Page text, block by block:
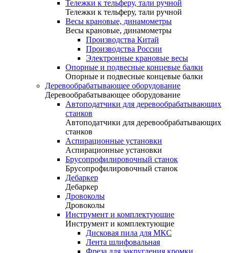
Тележки к тельферу, тали ручной
Тележки к тельферу, тали ручной
Весы крановые, динамометры
Весы крановые, динамометры
Производства Китай
Производства России
Электронные крановые весы
Опорные и подвесные концевые балки
Опорные и подвесные концевые балки
Деревообрабатывающее оборудование
Деревообрабатывающее оборудование
Автоподатчики для деревообрабатывающих
станков
Автоподатчики для деревообрабатывающих
станков
Аспирационные установки
Аспирационные установки
Брусопрофилировочный станок
Брусопрофилировочный станок
Дебаркер
Дебаркер
Дровоколы
Дровоколы
Инструмент и комплектующие
Инструмент и комплектующие
Дисковая пила для МКС
Лента шлифовальная
Фреза для закругления кромки